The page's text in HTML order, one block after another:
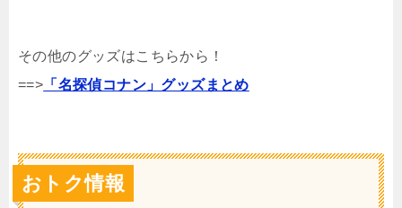
その他のグッズはこちらから！
==> 「名探偵コナン」グッズまとめ
おトク情報